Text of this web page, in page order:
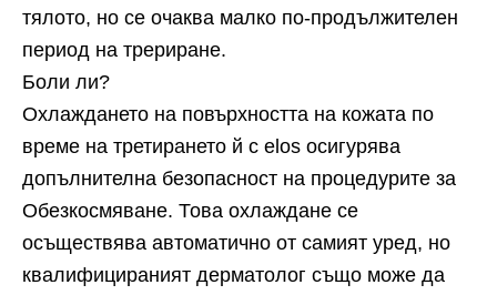
тялото, но се очаква малко по-продължителен
период на трериране.
Боли ли?
Охлаждането на повърхността на кожата по
време на третирането й с elos осигурява
допълнителна безопасност на процедурите за
Обезкосмяване. Това охлаждане се
осъществява автоматично от самият уред, но
квалифицираният дерматолог също може да